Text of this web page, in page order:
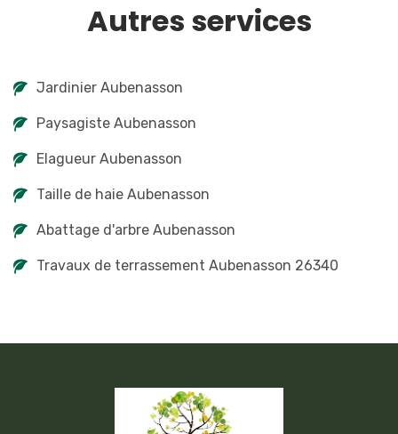
Autres services
Jardinier Aubenasson
Paysagiste Aubenasson
Elagueur Aubenasson
Taille de haie Aubenasson
Abattage d'arbre Aubenasson
Travaux de terrassement Aubenasson 26340